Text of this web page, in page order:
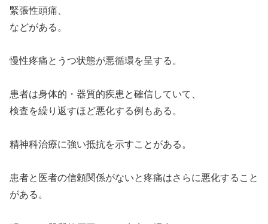
緊張性頭痛、
などがある。
慢性疼痛とうつ状態が悪循環を呈する。
患者は身体的・器質的疾患と確信していて、
検査を繰り返すほど悪化する例もある。
精神科治療に強い抵抗を示すことがある。
患者と医者の信頼関係がないと疼痛はさらに悪化すること
がある。